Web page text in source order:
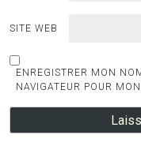
SITE WEB
ENREGISTRER MON
NAVIGATEUR POUR